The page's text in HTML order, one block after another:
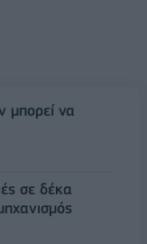
μπορεί να
σε δέκα